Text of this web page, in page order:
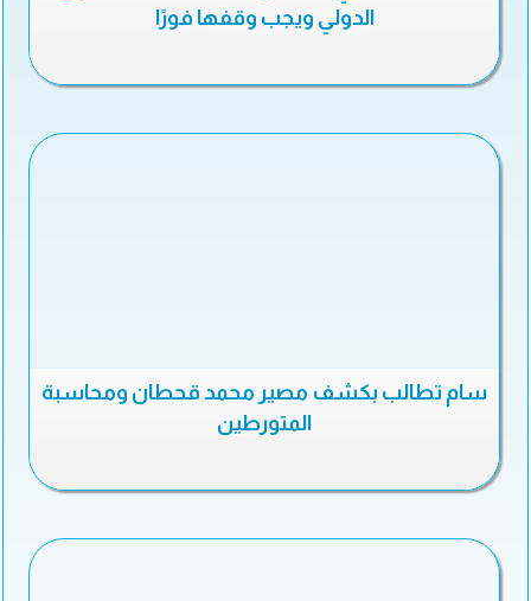
الدولي ويجب وقفها فورًا
سام تطالب بكشف مصير محمد قحطان ومحاسبة
المتورطين